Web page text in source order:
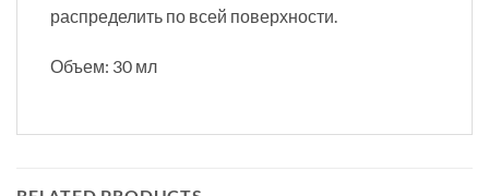
распределить по всей поверхности.
Объем: 30 мл